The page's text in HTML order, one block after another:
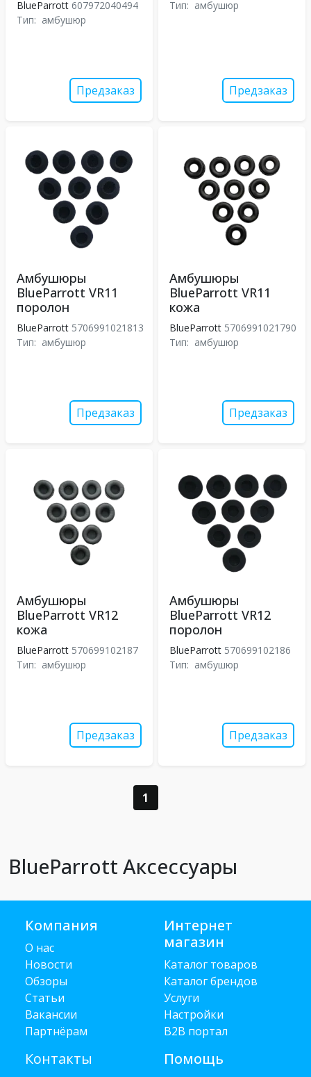
BlueParrott 607972040494
Тип: амбушюр
Предзаказ
Тип: амбушюр
Предзаказ
Амбушюры
BlueParrott VR11
поролон
BlueParrott 5706991021813
Тип: амбушюр
Предзаказ
Амбушюры
BlueParrott VR11
кожа
BlueParrott 5706991021790
Тип: амбушюр
Предзаказ
Амбушюры
BlueParrott VR12
кожа
BlueParrott 570699102187
Тип: амбушюр
Предзаказ
Амбушюры
BlueParrott VR12
поролон
BlueParrott 570699102186
Тип: амбушюр
Предзаказ
1
BlueParrott Аксессуары
Компания
О нас
Новости
Обзоры
Статьи
Вакансии
Партнёрам
Контакты
Интернет
магазин
Каталог товаров
Каталог брендов
Услуги
Настройки
B2B портал
Помощь